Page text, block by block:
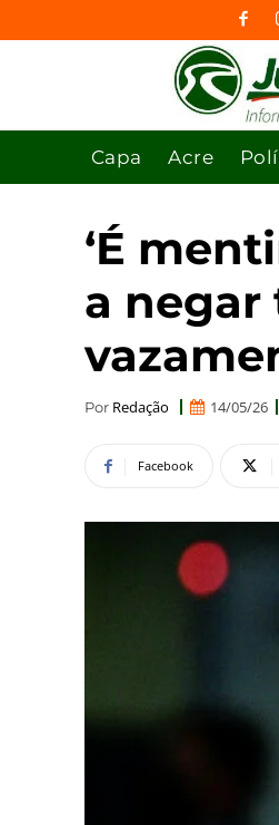
Capa Acre
‘É
a negar
Por Redação 14/05/26
Facebook